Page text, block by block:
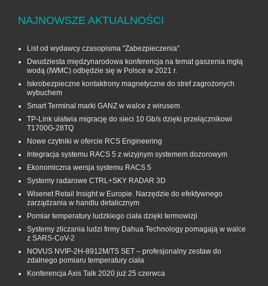
NAJNOWSZE AKTUALNOŚCI
List od wydawcy czasopisma "Zabezpieczenia"
Dwudziesta międzynarodowa konferencja na temat gaszenia mgłą
wodą (IWMC) odbędzie się w Polsce w 2021 r.
Iskrobezpieczne kontaktrony magnetyczne do stref zagrożonych
wybuchem
Smart Terminal marki GANZ w walce z wirusem
TP-Link ułatwia migrację do sieci 10 Gb/s dzięki przełącznikowi
T1700G‑28TQ
Nowe czytniki w ofercie RCS Engineering
Integracja systemu RACS 5 z wizyjnym systemem dozorowym
Ekonomiczna wersja systemu RACS 5
Systemy radarowe CTRL+SKY RADAR 3D
Wisenet Retail Insight w Europie. Narzędzie do efektywnego
zarządzania w handlu detalicznym
Pomiar temperatury ludzkiego ciała dzięki termowizji
Systemy zliczania ludzi firmy Dahua Technology pomagają w walce
z SARS-CoV-2
NOVUS NVIP-2H-8912M/TS SET – profesjonalny zestaw do
zdalnego pomiaru temperatury ciała
Konferencja Axis Talk 2020 już 25 czerwca